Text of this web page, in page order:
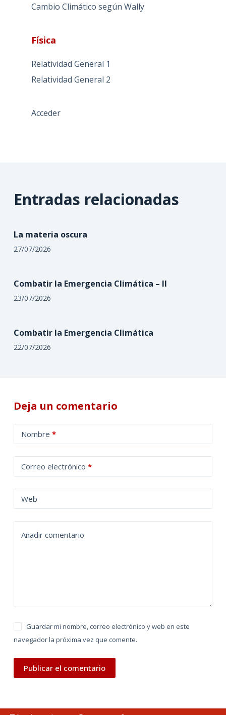
Cambio Climático según Wally
Física
Relatividad General 1
Relatividad General 2
Acceder
Entradas relacionadas
La materia oscura
27/07/2026
Combatir la Emergencia Climática – II
23/07/2026
Combatir la Emergencia Climática
22/07/2026
Deja un comentario
Nombre *
Correo electrónico *
Web
Añadir comentario
Guardar mi nombre, correo electrónico y web en este
navegador la próxima vez que comente.
Publicar el comentario
l
t
a
t